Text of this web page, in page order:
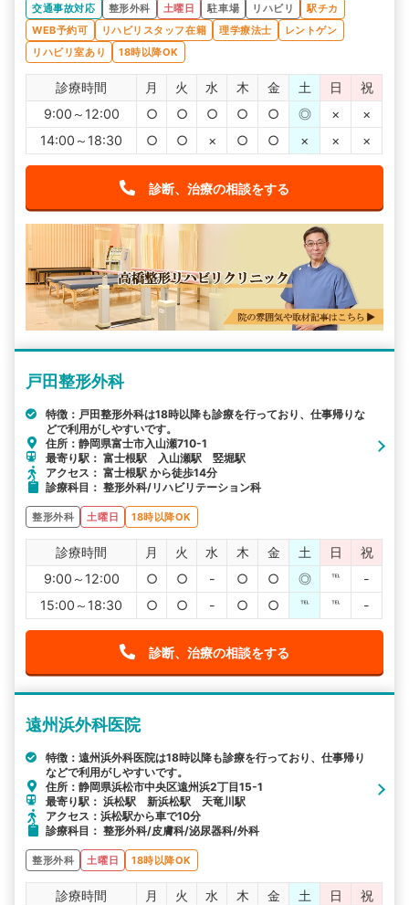
交通事故対応 整形外科 土曜日 駐車場 リハビリ
駅チカ
WEB予約可
リハビリスタッフ在籍 理学療法士
レントゲン
リハビリ室あり
18時以降OK
診療時間 月 火 水 木 金 土 日
祝
9:00～12:00
○ ○ ○ ○ ○ ◎ ×
×
14:00～18:30
○ ○ × ○ ○ × × ×
診断、治療の相談をする
戸田整形外科
特徴：戸田整形外科は18時以降も診療を行っており、仕事帰りな
どで利用がしやすいです。
住所：静岡県富士市入山瀬710-1
最寄り駅： 富士根駅 入山瀬駅 竪堀駅
アクセス： 富士根駅 から徒歩14分
診療科目： 整形外科/リハビリテーション科
整形外科 土曜日 18時以降OK
診療時間 月 火 水 木 金 土 日
祝
9:00～12:00
○ ○ - ○ ○ ◎ ℡
-
15:00～18:30
○ ○ - ○ ○ ℡ ℡ -
診断、治療の相談をする
遠州浜外科医院
特徴：遠州浜外科医院は18時以降も診療を行っており、仕事帰り
などで利用がしやすいです。
住所：静岡県浜松市中央区遠州浜2丁目15-1
最寄り駅： 浜松駅 新浜松駅 天竜川駅
アクセス：浜松駅から車で10分
診療科目： 整形外科/皮膚科/泌尿器科/外科
整形外科 土曜日 18時以降OK
診療時間 月 火 水 木 金 土 日
祝